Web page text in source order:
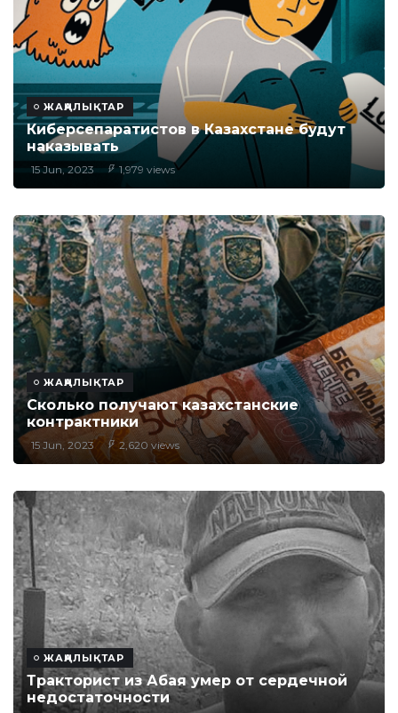
ЖАҢАЛЫҚТАР
Киберсепаратистов в Казахстане будут
наказывать
15 Jun, 2023 1,979 views
ЖАҢАЛЫҚТАР
Сколько получают казахстанские
контрактники
15 Jun, 2023 2,620 views
ЖАҢАЛЫҚТАР
Тракторист из Абая умер от сердечной
недостаточности